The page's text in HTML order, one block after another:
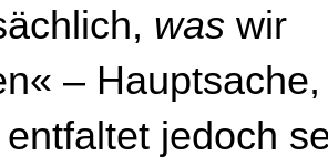
was wir
–
jedoch